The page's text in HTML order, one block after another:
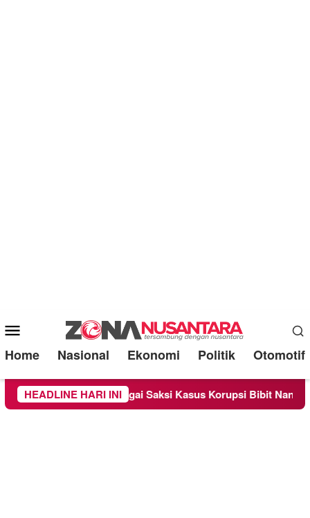
Mobile
Menu
Home Nasional Ekonomi Politik Otomotif
HEADLINE HARI INI
Sebagai Saksi Kasus Korupsi Bibit Nanas Sulsel Rp 52,4